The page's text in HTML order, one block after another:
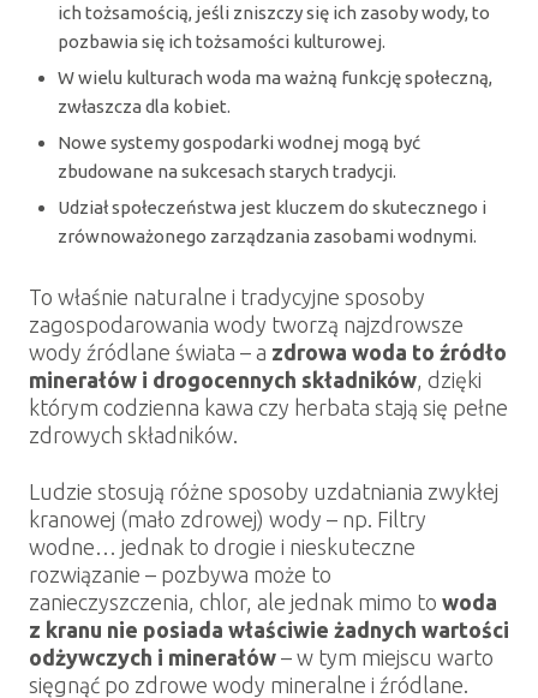
ich tożsamością, jeśli zniszczy się ich zasoby wody, to
pozbawia się ich tożsamości kulturowej.
W wielu kulturach woda ma ważną funkcję społeczną,
zwłaszcza dla kobiet.
Nowe systemy gospodarki wodnej mogą być
zbudowane na sukcesach starych tradycji.
Udział społeczeństwa jest kluczem do skutecznego i
zrównoważonego zarządzania zasobami wodnymi.
To właśnie naturalne i tradycyjne sposoby
zagospodarowania wody tworzą najzdrowsze
wody źródlane świata – a zdrowa woda to źródło
minerałów i drogocennych składników, dzięki
którym codzienna kawa czy herbata stają się pełne
zdrowych składników.
Ludzie stosują różne sposoby uzdatniania zwykłej
kranowej (mało zdrowej) wody – np. Filtry
wodne… jednak to drogie i nieskuteczne
rozwiązanie – pozbywa może to
zanieczyszczenia, chlor, ale jednak mimo to woda
z kranu nie posiada właściwie żadnych wartości
odżywczych i minerałów– w tym miejscu warto
sięgnąć po zdrowe wody mineralne i źródlane.